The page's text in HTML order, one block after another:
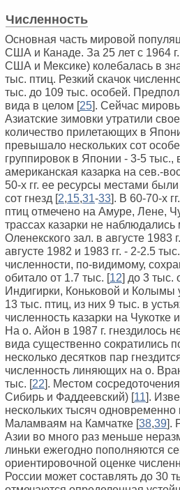
Численность
Основная часть мировой
США и Канаде. За 25 лет с 1964 г.
США и Мексике) колебалась в
тыс. птиц. Резкий скачок
тыс. до 109 тыс. особей.
вида в целом [25]. Сейчас
Азиатские зимовки утратили
количество прилетающих в
превышало нескольких сот
группировок в Японии - 3-5 тыс.,
американская казарка на сев.-
50-х гг. ее ресурсы местами
сот гнезд [2,15,31-33]. В 60-70-х
птиц отмечено на Амуре, Лене,
трассах казарки не наблюдались
Оленекского зал. в августе 1983
августе 1982 и 1983 гг. - 2-2.5
численности, по-видимому,
обитало от 1.7 тыс. [12] до 3 тыс.
Индигирки, Коньковой и Колымы
13 тыс. птиц, из них 9 тыс. в
численность казарки на
На о. Айон в 1987 г. гнездилось
вида существенно сократились
несколько десятков пар
численность линяющих на о.
тыс. [22]. Местом
Сибирь и Фаддеевский) [11].
нескольких тысяч одновременно
Маламваям на Камчатке [38,39].
Азии во много раз меньше
линьки ежегодно пополняются
ориентировочной оценке
России может составлять до 30